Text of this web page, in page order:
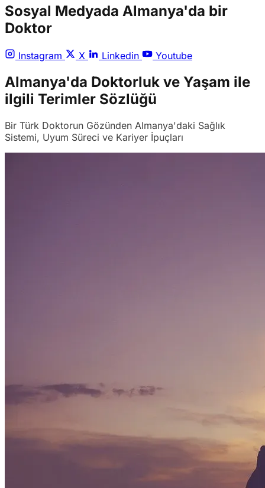
Sosyal Medyada Almanya'da bir
Doktor
Instagram X Linkedin Youtube
Almanya'da Doktorluk ve Yaşam ile
ilgili Terimler Sözlüğü
Bir Türk Doktorun Gözünden Almanya'daki Sağlık
Sistemi, Uyum Süreci ve Kariyer İpuçları